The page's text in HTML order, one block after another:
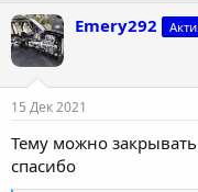
Emery292
15 Дек 2021
Тему можно
спасибо